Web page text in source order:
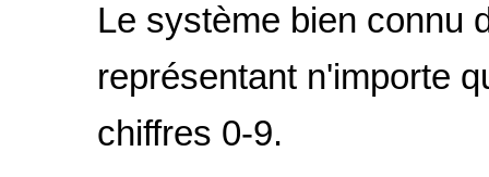
Le système bien connu
représentant n'importe
chiffres 0-9.